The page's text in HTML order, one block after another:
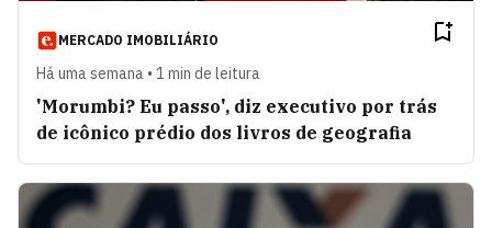
MERCADO IMOBILIÁRIO
Há uma semana • 1 min de leitura
'Morumbi? Eu passo', diz executivo por trás
de icônico prédio dos livros de geografia